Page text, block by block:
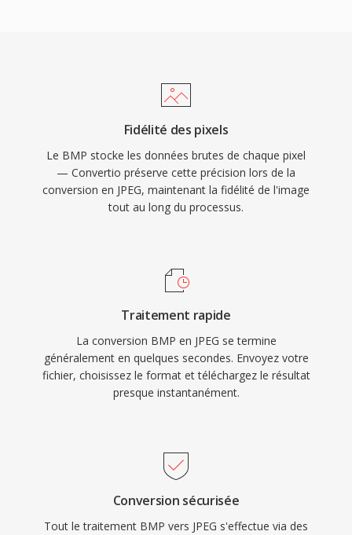
Fidélité des pixels
Le BMP stocke les données brutes de chaque pixel
— Convertio préserve cette précision lors de la
conversion en JPEG, maintenant la fidélité de l'image
tout au long du processus.
Traitement rapide
La conversion BMP en JPEG se termine
généralement en quelques secondes. Envoyez votre
fichier, choisissez le format et téléchargez le résultat
presque instantanément.
Conversion sécurisée
Tout le traitement BMP vers JPEG s'effectue via des